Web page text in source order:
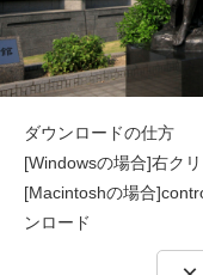
ダウンロードの仕方
[Windowsの場合]右ク
[Macintoshの場合
ンロード